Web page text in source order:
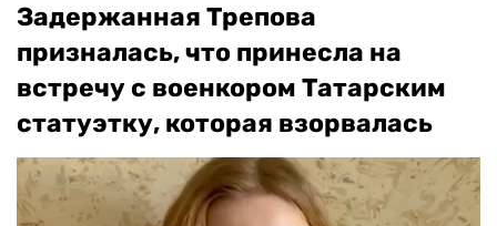
Задержанная Трепова
призналась, что принесла на
встречу с военкором Татарским
статуэтку, которая взорвалась